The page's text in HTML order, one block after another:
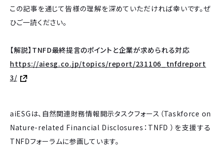
この記事を通じて皆様の理解を深めていただければ幸いです。ぜ
ひご一読ください。
【解説】TNFD最終提言のポイントと企業が求められる対応
https://aiesg.co.jp/topics/report/231106_tnfdreport
3/
aiESGは、自然関連財務情報開示タスクフォース（Taskforce on
Nature-related Financial Disclosures：TNFD ）を支援する
TNFDフォーラムに参画しています。